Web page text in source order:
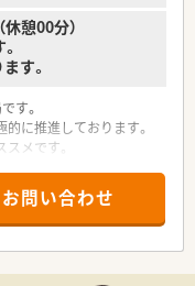
憩00分）
す。
す。
に推進しております。
メです。
お問い合わせ